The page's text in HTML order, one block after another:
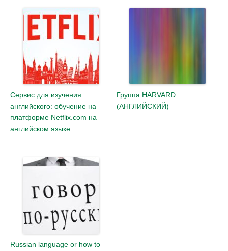
Сервис для изучения
английского: обучение на
платформе Netflix.com на
английском языке
Группа HARVARD
(АНГЛИЙСКИЙ)
Russian language or how to